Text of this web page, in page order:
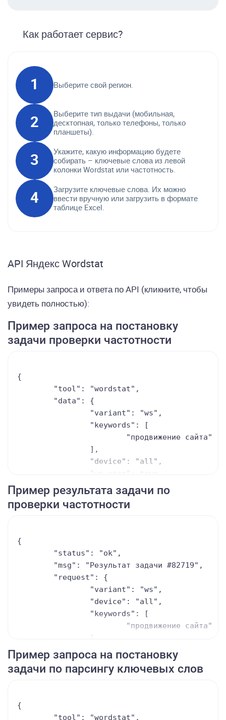
Как работает сервис?
Выберите свой регион.
Выберите тип выдачи (мобильная,
десктопная, только телефоны, только
планшеты).
Укажите, какую информацию будете
собирать – ключевые слова из левой
колонки Wordstat или частотность.
Загрузите ключевые слова. Их можно
ввести вручную или загрузить в формате
таблице Excel.
API Яндекс Wordstat
Примеры запроса и ответа по API (кликните, чтобы
увидеть полностью):
Пример запроса на постановку
задачи проверки частотности
{
		"ws_strict": true,
		"ws_order": true,
	}
Пример результата задачи по
проверки частотности
{
		"se": "yandex",
		"region": "213",
		"ws_strict": true,
Пример запроса на постановку
задачи по парсингу ключевых слов
{